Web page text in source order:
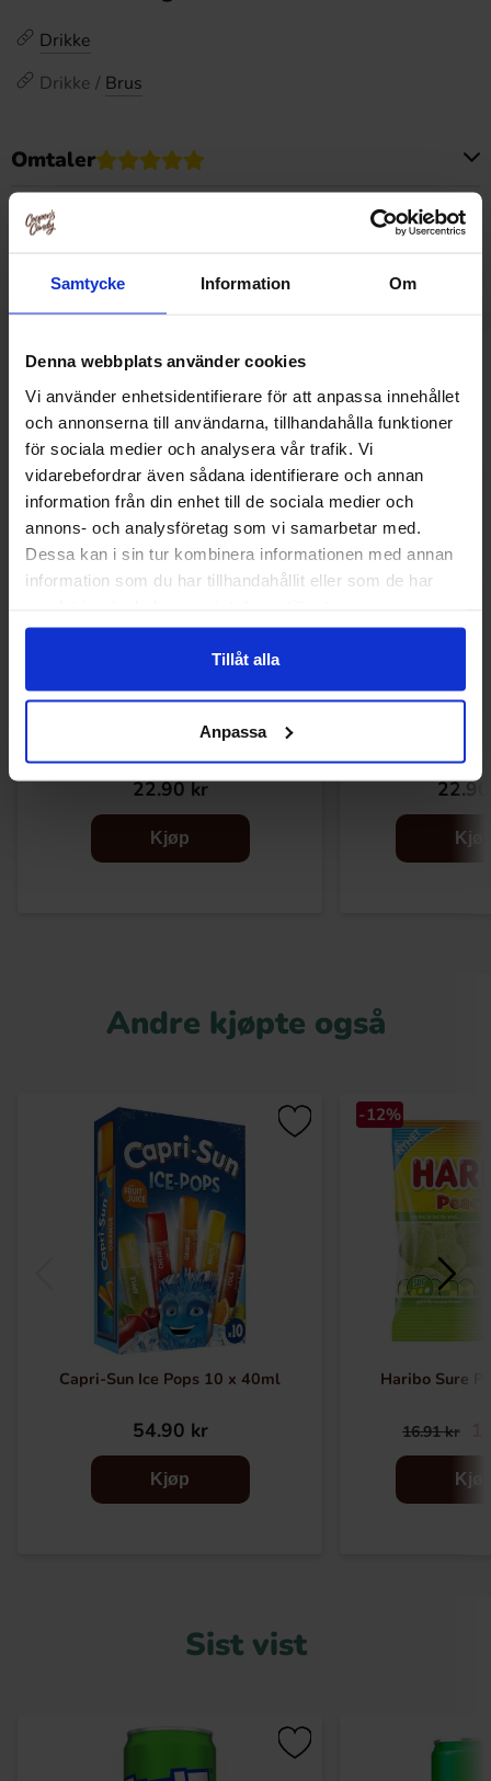
Samtycke Information Om
Denna webbplats använder cookies
Vi använder enhetsidentifierare för att anpassa innehållet
och annonserna till användarna, tillhandahålla funktioner
för sociala medier och analysera vår trafik. Vi
vidarebefordrar även sådana identifierare och annan
information från din enhet till de sociala medier och
annons- och analysföretag som vi samarbetar med.
Dessa kan i sin tur kombinera informationen med annan
information som du har tillhandahållit eller som de har
Tillåt alla
Anpassa
Drikke
Drikke / Brus
Omtaler
Dette produktet har ingen anmeldelser
Prishistorikk
Laveste pris de siste 30 dagene er 22.90 kr (2026-08-08)
Relaterte produkter
Coca-Cola Vanilla 33cl
22.90 kr
Kjøp
Andre kjøpte også
Capri-Sun Ice Pops 10 x 40ml
54.90 kr
Kjøp
-12%
Haribo Sure
16.91 kr
Sist vist